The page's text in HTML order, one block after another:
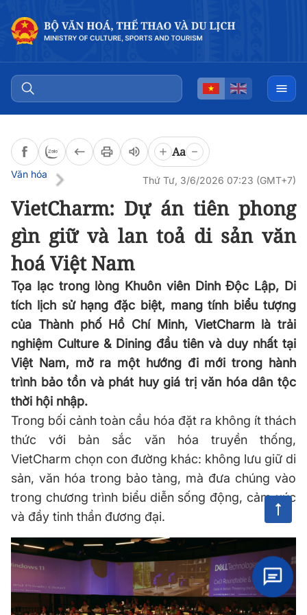
Aa
Văn hóa
Thứ Tư, 3/6/2026 07:23 (GMT+7)
VietCharm: Dự án tiên phong
gìn giữ và lan toả di sản văn
hoá Việt Nam
Tọa lạc trong lòng Khuôn viên Dinh Độc Lập, Di
tích lịch sử hạng đặc biệt, mang tính biểu tượng
của Thành phố Hồ Chí Minh, VietCharm là trải
nghiệm Culture & Dining đầu tiên và duy nhất tại
Việt Nam, mở ra một hướng đi mới trong hành
trình bảo tồn và phát huy giá trị văn hóa dân tộc
thời hội nhập.
Trong bối cảnh toàn cầu hóa đặt ra không ít thách
thức với bản sắc văn hóa truyền thống,
VietCharm chọn con đường khác: không lưu giữ di
sản, văn hóa trong bảo tàng, mà đưa chúng vào
trong chương trình biểu diễn sống động, cảm xúc
và đầy tinh thần đương đại.
Đọc bài